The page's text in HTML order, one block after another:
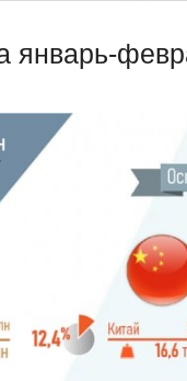
январь-